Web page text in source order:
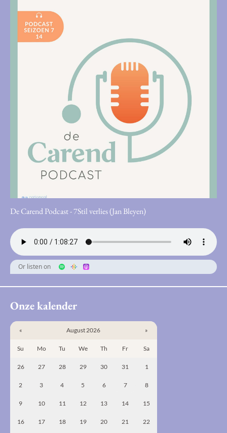
De Carend Podcast - 7Stil verlies (Jan Bleyen)
Or listen on
Onze kalender
« August 2026 »
Su Mo Tu We Th Fr Sa
26 27 28 29 30 31 1
2 3 4 5 6 7 8
9 10 11 12 13 14 15
16 17 18 19 20 21 22